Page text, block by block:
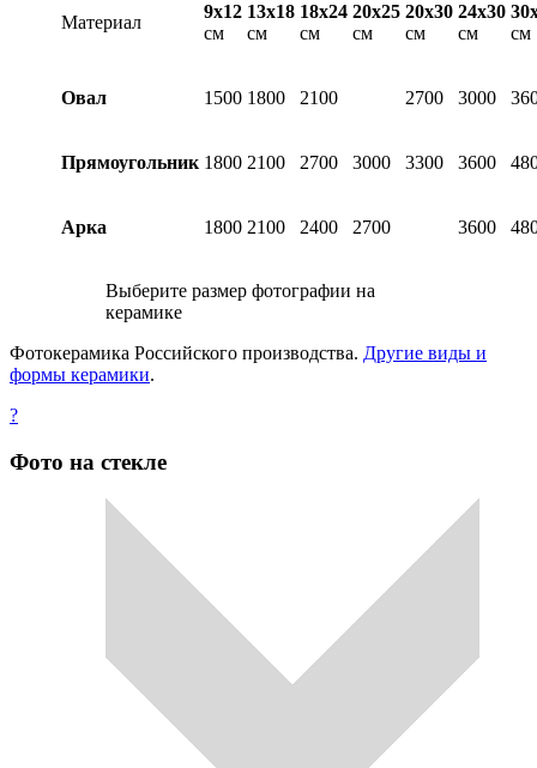
Материал
9х12
см
13х18
см
18х24
см
20х25
см
20х30
см
24х30
см
см
Овал 1500 1800 2100 2700 3000
Прямоугольник 1800 2100 2700 3000 3300 3600
Арка 1800 2100 2400 2700 3600
Выберите размер фотографии на
керамике
Фотокерамика Российского производства. Другие виды и
формы керамики.
?
Фото на стекле